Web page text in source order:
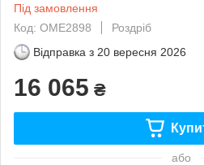
Під замовлення
Код: OME2898
Роздріб
Відправка з 20 вересня 2026
16 065 ₴
або